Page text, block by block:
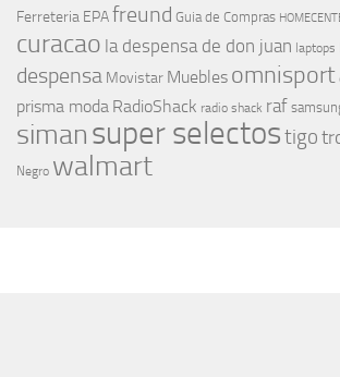
Ferreteria EPAfreund Guia de Compras
curacao la despensa de don juan laptops
despensa Movistar Muebles omnisport
prisma moda RadioShack radio shack raf
simansuper selectostigo
Negro walmart